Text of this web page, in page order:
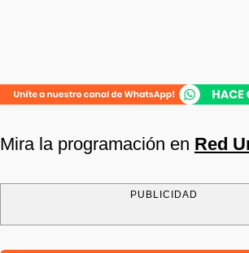
Mira la programación en Red
PUBLICIDAD